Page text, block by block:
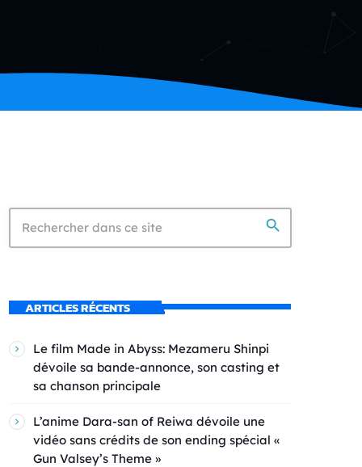
search
ARTICLES RÉCENTS
Le film Made in Abyss: Mezameru Shinpi
dévoile sa bande-annonce, son casting et
sa chanson principale
L’anime Dara-san of Reiwa dévoile une
vidéo sans crédits de son ending spécial «
Gun Valsey’s Theme »